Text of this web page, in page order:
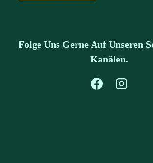
Folge Uns Gerne Auf Unseren
Kanälen.